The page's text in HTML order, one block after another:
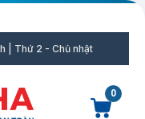
| Thứ 2 - Chủ nhật
0